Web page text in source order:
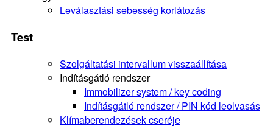
Leválasztási sebesség korlátozás
Test
Szolgáltatási intervallum visszaállítása
Indításgátló rendszer
Immobilizer system / key coding
Indításgátló rendszer / PIN kód leolvasás
Klímaberendezések cseréje